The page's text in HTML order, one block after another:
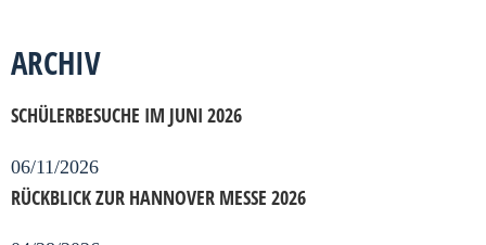
ARCHIV
SCHÜLERBESUCHE IM JUNI 2026
06/11/2026
RÜCKBLICK ZUR HANNOVER MESSE 2026